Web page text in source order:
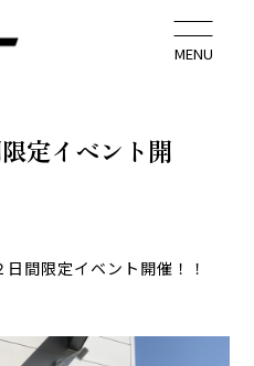
定イベント開
日間限定イベント開催！！